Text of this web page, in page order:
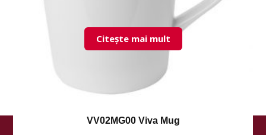
VV02MG00 Viva Mug
Citește mai mult